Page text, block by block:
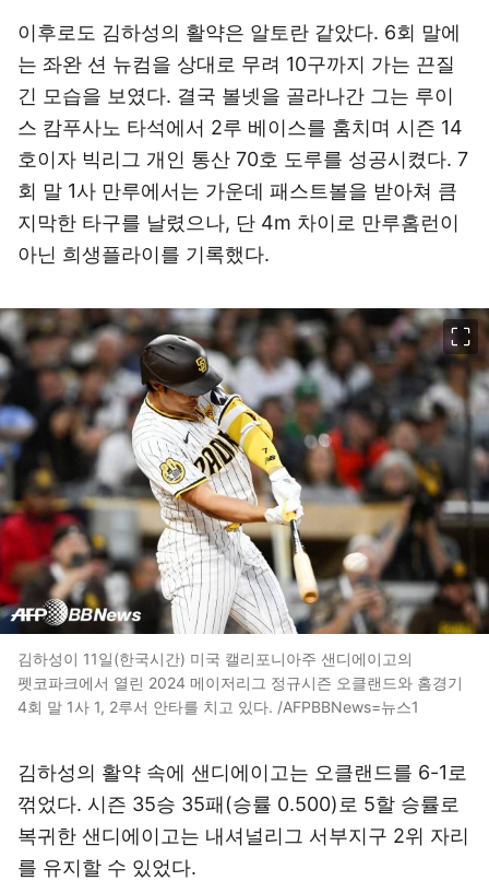
이후로도 김하성의 활약은 알토란 같았다. 6회 말에
는 좌완 션 뉴컴을 상대로 무려 10구까지 가는 끈질
긴 모습을 보였다. 결국 볼넷을 골라나간 그는 루이
스 캄푸사노 타석에서 2루 베이스를 훔치며 시즌 14
호이자 빅리그 개인 통산 70호 도루를 성공시켰다. 7
회 말 1사 만루에서는 가운데 패스트볼을 받아쳐 큼
지막한 타구를 날렸으나, 단 4m 차이로 만루홈런이
아닌 희생플라이를 기록했다.
김하성이 11일(한국시간) 미국 캘리포니아주 샌디에이고의
펫코파크에서 열린 2024 메이저리그 정규시즌 오클랜드와 홈경기
4회 말 1사 1, 2루서 안타를 치고 있다. /AFPBBNews=뉴스1
김하성의 활약 속에 샌디에이고는 오클랜드를 6-1로
꺾었다. 시즌 35승 35패(승률 0.500)로 5할 승률로
복귀한 샌디에이고는 내셔널리그 서부지구 2위 자리
를 유지할 수 있었다.